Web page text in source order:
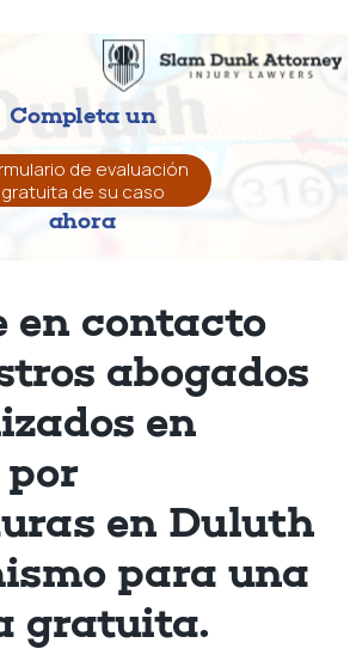
Completa un
de evaluación
gratuita de su caso
ahora
en contacto
abogados
en
por
en Duluth
para una
gratuita.